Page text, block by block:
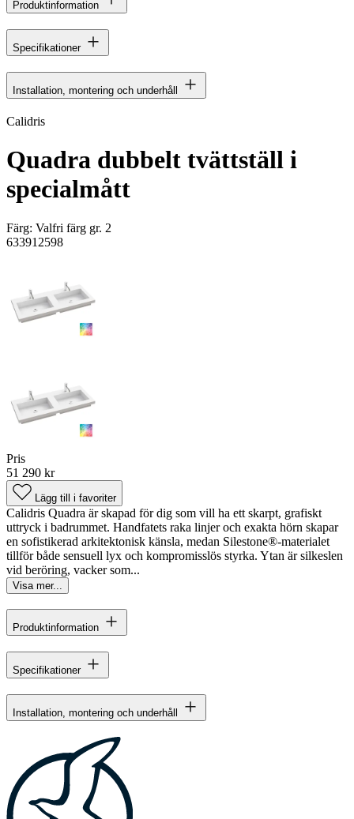
Produktinformation
Specifikationer
Installation, montering och underhåll
Calidris
Quadra dubbelt tvättställ i
specialmått
Färg: Valfri färg gr. 2
633912598
Pris
51 290 kr
Lägg till i favoriter
Calidris Quadra är skapad för dig som vill ha ett skarpt, grafiskt
uttryck i badrummet. Handfatets raka linjer och exakta hörn skapar
en sofistikerad arkitektonisk känsla, medan Silestone®-materialet
tillför både sensuell lyx och kompromisslös styrka. Ytan är silkeslen
vid beröring, vacker som...
Visa mer...
Produktinformation
Specifikationer
Installation, montering och underhåll